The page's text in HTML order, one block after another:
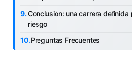
Conclusión: una carrera definida
riesgo
Preguntas Frecuentes